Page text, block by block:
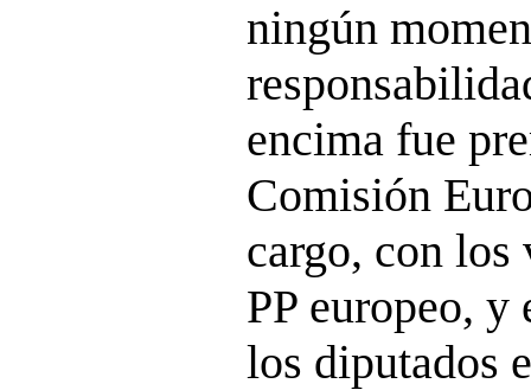
ningún
encima fue
Comisión
cargo, con
PP europeo, y
los diputados